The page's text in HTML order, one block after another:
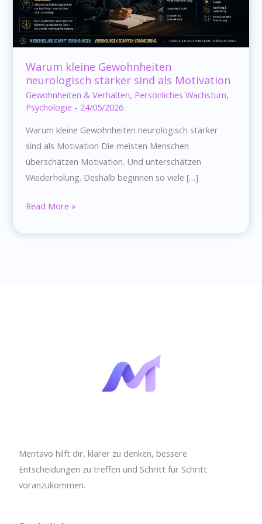
Warum kleine Gewohnheiten
neurologisch stärker sind als Motivation
Gewohnheiten & Verhalten, Persönliches Wachstum,
Psychologie - 24/05/2026
Warum kleine Gewohnheiten neurologisch stärker
sind als Motivation Die meisten Menschen
überschätzen Motivation. Und unterschätzen
Wiederholung. Deshalb beginnen so viele […]
Warum
Gewohnheiten
Read More »
Mentavo hilft dir, klarer zu denken, bessere
Entscheidungen zu treffen und Schritt für Schritt
voranzukommen.